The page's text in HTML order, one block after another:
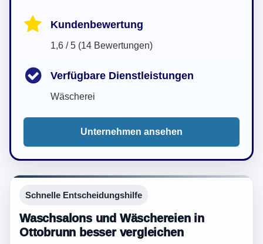
Kundenbewertung
1,6 / 5 (14 Bewertungen)
Verfügbare Dienstleistungen
Wäscherei
Unternehmen ansehen
Schnelle Entscheidungshilfe
Waschsalons und Wäschereien in
Ottobrunn besser vergleichen